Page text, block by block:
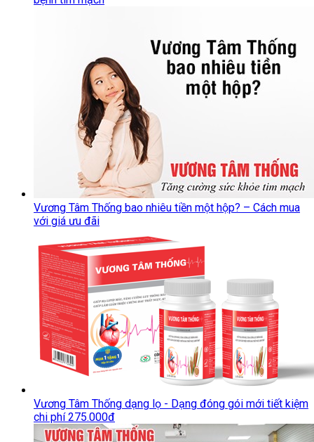
Vương Tâm Thống bao nhiêu tiền một hộp? – Cách mua
với giá ưu đãi
Vương Tâm Thống dạng lọ - Dạng đóng gói mới tiết kiệm
chi phí 275.000đ